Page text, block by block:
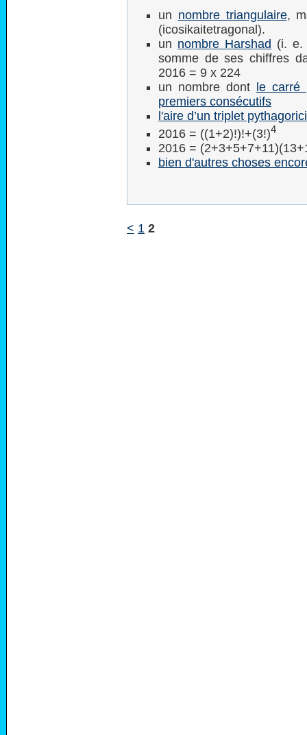
un nombre triangulaire,
(icosikaitetragonal).
un nombre Harshad (i. e.
somme de ses chiffres
2016 = 9 x 224
un nombre dont
le carré
premiers consécutifs
l'aire d’un triplet
2016 = ((1+2)!)!+(3!)4
2016 =
bien d'autres choses
< 1 2